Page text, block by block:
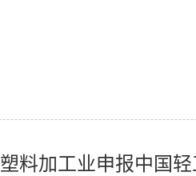
料加工业申报中国